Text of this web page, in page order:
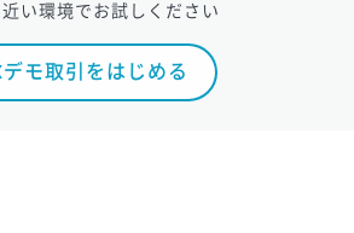
い環境でお試しください
デモ取引をはじめる